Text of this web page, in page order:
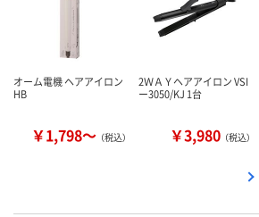
オーム電機 ヘアアイロン
HB
￥1,798～ （税込）
2ＷＡＹヘアアイロン VSI
ー3050/KJ 1台
￥3,980 （税込）